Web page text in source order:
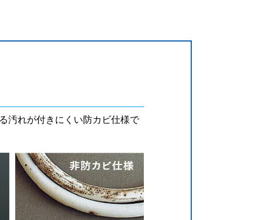
汚れが付きにくい防カビ仕様で